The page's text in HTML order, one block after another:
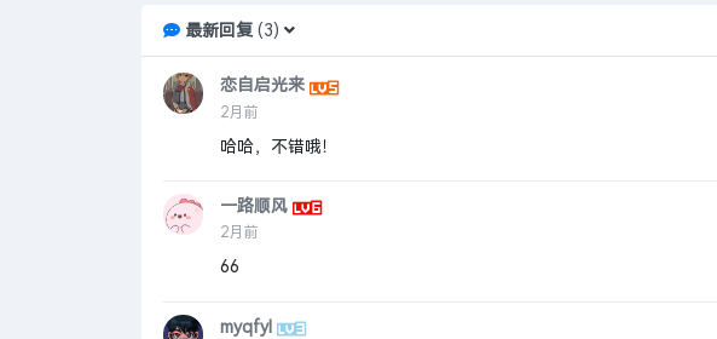
最新回复(3)
恋自启光来
2月前
哈哈，不错哦！
一路顺风
2月前
66
myqfyl